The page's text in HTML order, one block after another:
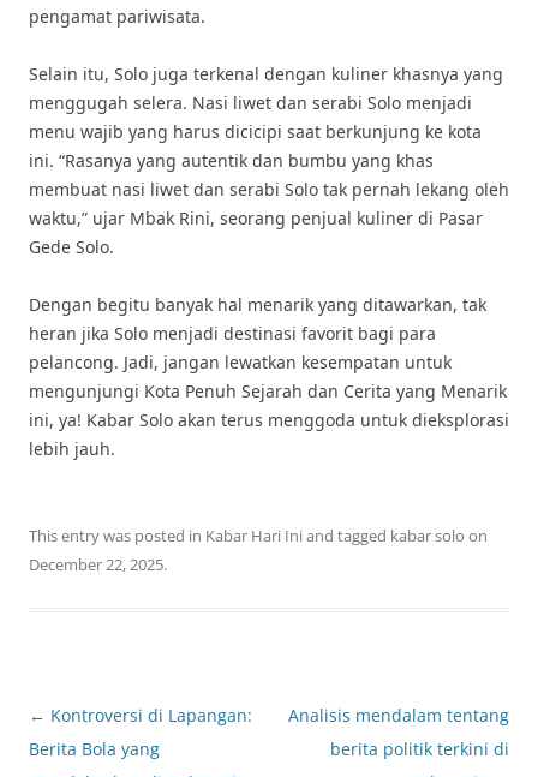
pengamat pariwisata.
Selain itu, Solo juga terkenal dengan kuliner khasnya yang
menggugah selera. Nasi liwet dan serabi Solo menjadi
menu wajib yang harus dicicipi saat berkunjung ke kota
ini. “Rasanya yang autentik dan bumbu yang khas
membuat nasi liwet dan serabi Solo tak pernah lekang oleh
waktu,” ujar Mbak Rini, seorang penjual kuliner di Pasar
Gede Solo.
Dengan begitu banyak hal menarik yang ditawarkan, tak
heran jika Solo menjadi destinasi favorit bagi para
pelancong. Jadi, jangan lewatkan kesempatan untuk
mengunjungi Kota Penuh Sejarah dan Cerita yang Menarik
ini, ya! Kabar Solo akan terus menggoda untuk dieksplorasi
lebih jauh.
This entry was posted in Kabar Hari Iniand tagged kabar solo on
December 22, 2025.
Post
navigation
← Kontroversi di Lapangan:
Berita Bola yang
Analisis mendalam tentang
berita politik terkini di